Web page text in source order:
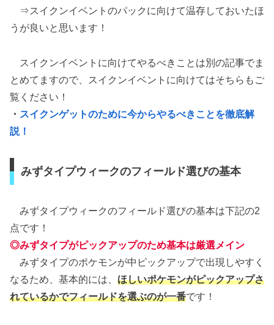
⇒スイクンイベントのパックに向けて温存しておいたほ
うが良いと思います！
スイクンイベントに向けてやるべきことは別の記事でま
とめてますので、スイクンイベントに向けてはそちらもご
覧ください！
・ スイクンゲットのために今からやるべきことを徹底解
説！
みずタイプウィークのフィールド選びの基本
みずタイプウィークのフィールド選びの基本は下記の2
点です！
◎みずタイプがピックアップのため基本は厳選メイン
みずタイプのポケモンが中ピックアップで出現しやすく
なるため、基本的には、 ほしいポケモンがピックアップさ
れているかでフィールドを選ぶのが一番です！